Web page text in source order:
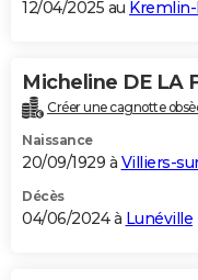
12/04/2025 au
Micheline DE LA
Créer une cagnotte
Naissance
20/09/1929 à Villiers-
Décès
04/06/2024 à Lunéville